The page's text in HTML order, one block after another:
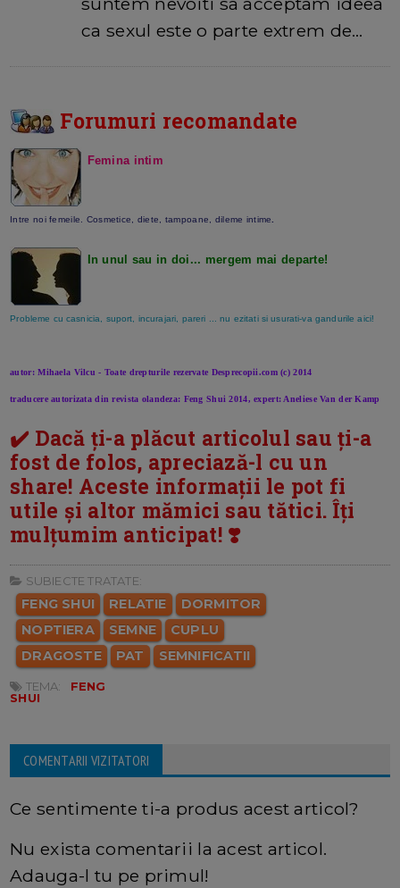
ca sexul este o parte extrem de…
Forumuri recomandate
Femina intim
Intre noi femeile. Cosmetice, diete, tampoane, dileme intime.
In unul sau in doi... mergem mai departe!
Probleme cu casnicia, suport, incurajari, pareri ... nu ezitati si usurati-va gandurile aici!
autor: Mihaela Vilcu - Toate drepturile rezervate Desprecopii.com (c) 2014
traducere autorizata din revista olandeza: Feng Shui 2014, expert: Aneliese Van der Kamp
✔️ Dacă ți-a plăcut articolul sau ți-a
fost de folos, apreciază-l cu un
share! Aceste informații le pot fi
utile și altor mămici sau tătici. Îți
mulțumim anticipat! ❣️
SUBIECTE TRATATE:
FENG SHUI RELATIE
DORMITOR
NOPTIERA
SEMNE
CUPLU
DRAGOSTE
PAT SEMNIFICATII
TEMA:
FENG
SHUI
COMENTARII VIZITATORI
Ce sentimente ti-a produs acest articol?
Nu exista comentarii la acest articol.
Adauga-l tu pe primul!